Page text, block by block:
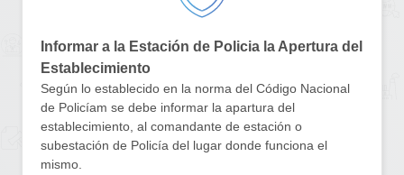
Informar a la Estación de Policia la Apertura del
Establecimiento
Según lo establecido en la norma del Código Nacional
de Policíam se debe informar la apartura del
establecimiento, al comandante de estación o
subestación de Policía del lugar donde funciona el
mismo.